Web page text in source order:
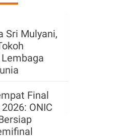
Serap 5
Kerja
Laporan
Sri Mulyani,
Final
ONIC